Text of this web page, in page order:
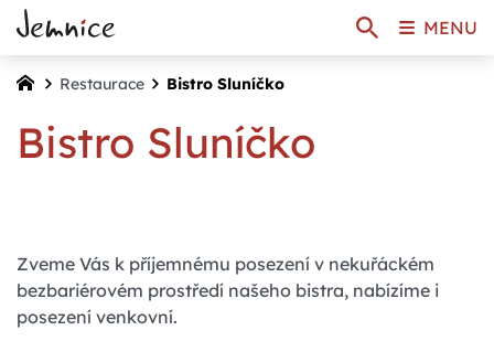
Restaurace Bistro Sluníčko
Bistro Sluníčko
Zveme Vás k příjemnému posezení v nekuřáckém
bezbariérovém prostředí našeho bistra, nabízíme i
posezení venkovní.
MENU